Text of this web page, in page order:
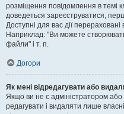
розміщення повідомлення в темі
доведеться зареєструватися,
Доступні для вас дії
Наприклад: "Ви можете
файли" і т. п.
Догори
Як мені відредагувати або
Якщо ви не є адміністратором
редагувати і видаляти лише